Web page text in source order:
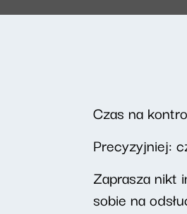
Czas na
Precyzyjniej:
Zaprasza nikt
sobie na